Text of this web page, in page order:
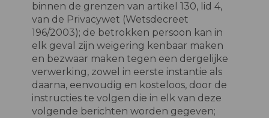
binnen de grenzen van artikel 130, lid 4,
van de Privacywet (Wetsdecreet
196/2003); de betrokken persoon kan in
elk geval zijn weigering kenbaar maken
en bezwaar maken tegen een dergelijke
verwerking, zowel in eerste instantie als
daarna, eenvoudig en kosteloos, door de
instructies te volgen die in elk van deze
volgende berichten worden gegeven;